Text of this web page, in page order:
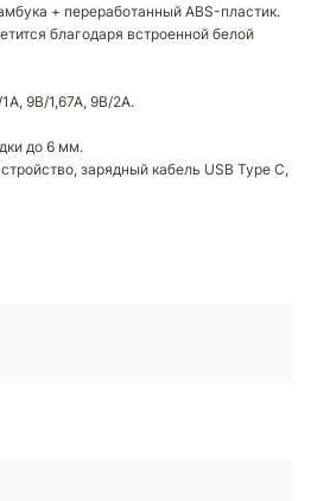
+ переработанный ABS-пластик.
благодаря встроенной белой
9B/1,67A, 9B/2A.
до 6 мм.
зарядный кабель USB Type C,